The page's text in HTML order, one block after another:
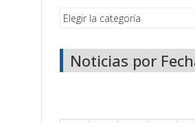
Noticias por